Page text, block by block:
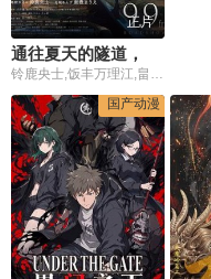
正片
铃鹿央士,饭丰万理江,畠中祐,小宫有纱,照井春佳,小山力也,小林星兰
国产动漫